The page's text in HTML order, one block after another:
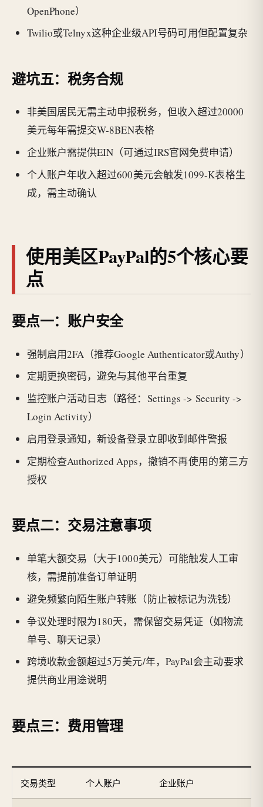
OpenPhone）
Twilio或Telnyx这种企业级API号码可用但配置复杂
避坑五：税务合规
非美国居民无需主动申报税务，但收入超过20000
美元每年需提交W-8BEN表格
企业账户需提供EIN（可通过IRS官网免费申请）
个人账户年收入超过600美元会触发1099-K表格生
成，需主动确认
使用美区PayPal的5个核心要
点
要点一：账户安全
强制启用2FA（推荐Google Authenticator或Authy）
定期更换密码，避免与其他平台重复
监控账户活动日志（路径：Settings -> Security ->
Login Activity）
启用登录通知，新设备登录立即收到邮件警报
定期检查Authorized Apps，撤销不再使用的第三方
授权
要点二：交易注意事项
单笔大额交易（大于1000美元）可能触发人工审
核，需提前准备订单证明
避免频繁向陌生账户转账（防止被标记为洗钱）
争议处理时限为180天，需保留交易凭证（如物流
单号、聊天记录）
跨境收款金额超过5万美元/年，PayPal会主动要求
提供商业用途说明
要点三：费用管理
交易类型 个人账户 企业账户